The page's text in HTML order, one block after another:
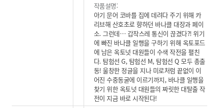
작품설명:
아기 문어 코바를 집에 데려다 주기 위해 카
리브해 산호초로 향하던 바나클 대장과 페이
소.그런데… 갑작스레 통신이 끊겼다?! 위기
에 빠진 바나클 일행을 구하기 위해 옥토포드
에 남은 옥토넛 대원들이 수색 작전을 펼친
다. 탐험선 G, 탐험선 M, 탐험선 Q 모두 총출
동! 울창한 정글을 지나 미로처럼 끝없이 이
어진 수중동굴에 이르기까지, 바나클 일행을
찾기 위한 옥토넛 대원들의 짜릿한 대탈출 작
전이 지금 바로 시작된다!